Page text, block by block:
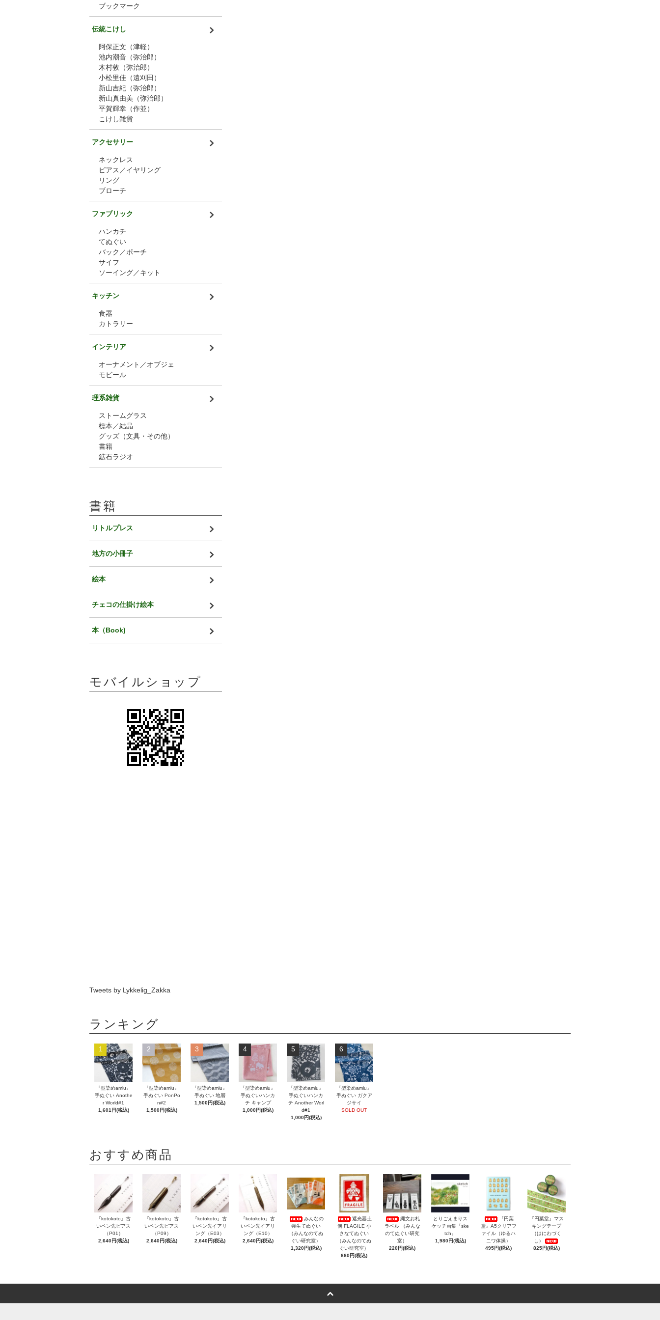
ブックマーク
伝統こけし
阿保正文（津軽）
池内潮音（弥治郎）
木村敦（弥治郎）
小松里佳（遠刈田）
新山吉紀（弥治郎）
新山真由美（弥治郎）
平賀輝幸（作並）
こけし雑貨
アクセサリー
ネックレス
ピアス／イヤリング
リング
ブローチ
ファブリック
ハンカチ
てぬぐい
バック／ポーチ
サイフ
ソーイング／キット
キッチン
食器
カトラリー
インテリア
オーナメント／オブジェ
モビール
理系雑貨
ストームグラス
標本／結晶
グッズ（文具・その他）
書籍
鉱石ラジオ
書籍
リトルプレス
地方の小冊子
絵本
チェコの仕掛け絵本
本（Book)
モバイルショップ
Tweets by Lykkelig_Zakka
ランキング
1
『型染めamiu』
手ぬぐい Anothe
r World#1
1,601円(税込)
2
『型染めamiu』
手ぬぐい PonPo
n#2
1,500円(税込)
3
『型染めamiu』
手ぬぐい 地層
1,500円(税込)
4
『型染めamiu』
手ぬぐいハンカ
チ キャンプ
1,000円(税込)
5
『型染めamiu』
手ぬぐいハンカ
チ Another Worl
d#1
1,000円(税込)
6
『型染めamiu』
手ぬぐい ガクア
ジサイ
SOLD OUT
おすすめ商品
『kotokoto』古
いペン先ピアス
（P01）
2,640円(税込)
『kotokoto』古
いペン先ピアス
（P09）
2,640円(税込)
『kotokoto』古
いペン先イアリ
ング（E03）
2,640円(税込)
『kotokoto』古
いペン先イアリ
ング（E10）
2,640円(税込)
みんなの
弥生てぬぐい
（みんなのてぬ
ぐい研究室）
1,320円(税込)
遮光器土
偶 FLAGILE 小
さなてぬぐい
（みんなのてぬ
ぐい研究室）
660円(税込)
縄文お札
ラベル （みんな
のてぬぐい研究
室）
220円(税込)
とりごえまりス
ケッチ画集『ske
tch』
1,980円(税込)
『円葉
堂』A5クリアフ
ァイル（ゆるハ
ニワ体操）
495円(税込)
『円葉堂』マス
キングテープ
（はにわづく
し）
825円(税込)